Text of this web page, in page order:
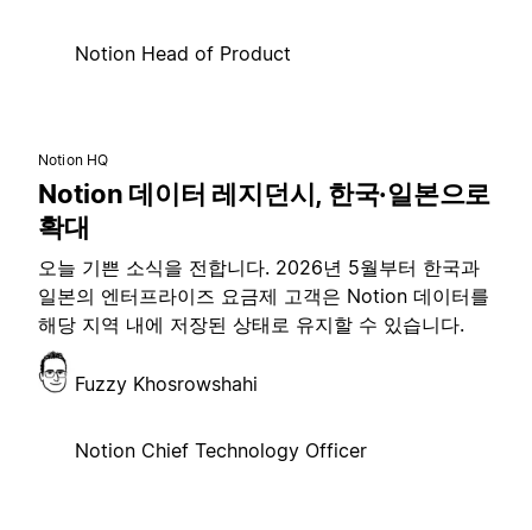
Notion Head of Product
Notion HQ
Notion 데이터 레지던시, 한국·일본으로
확대
오늘 기쁜 소식을 전합니다. 2026년 5월부터 한국과
일본의 엔터프라이즈 요금제 고객은 Notion 데이터를
해당 지역 내에 저장된 상태로 유지할 수 있습니다.
Fuzzy Khosrowshahi
Notion Chief Technology Officer